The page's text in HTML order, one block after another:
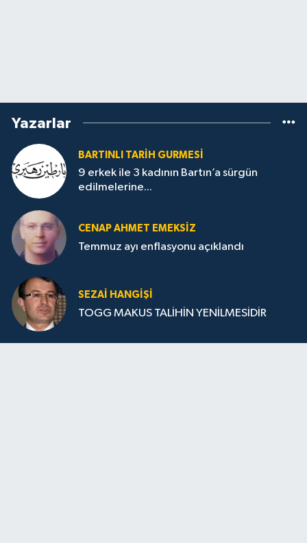
Yazarlar
BARTINLI TARIH GURMESI
9 erkek ile 3 kadının Bartın’a sürgün
edilmelerine...
CENAP AHMET EMEKSİZ
Temmuz ayı enflasyonu açıklandı
SEZAI HANGİŞİ
TOGG MAKUS TALİHİN YENİLMESİDİR